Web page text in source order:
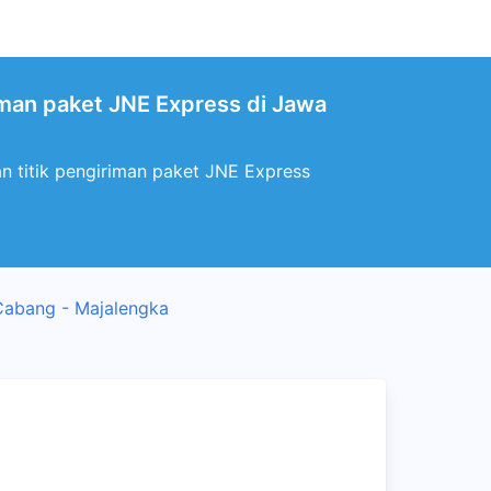
paket JNE Express di Jawa
titik pengiriman paket JNE Express
- Majalengka